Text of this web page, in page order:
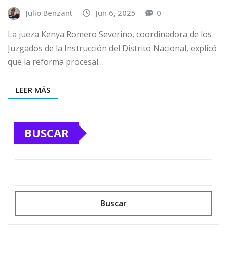
Julio Benzant Jun 6, 2025 0
La jueza Kenya Romero Severino, coordinadora de los
Juzgados de la Instrucción del Distrito Nacional, explicó
que la reforma procesal…
LEER MÁS
BUSCAR
Buscar